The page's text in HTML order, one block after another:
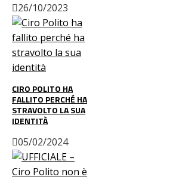
26/10/2023
CIRO POLITO HA
FALLITO PERCHÉ HA
STRAVOLTO LA SUA
IDENTITÀ
05/02/2024